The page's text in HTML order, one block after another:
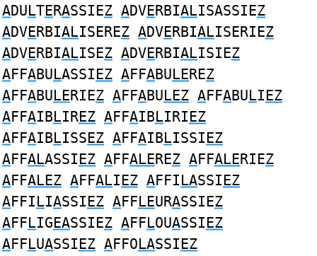
ADULTERASSIEZ ADVERBIALISASSIEZ
ADVERBIALISEREZ ADVERBIALISERIEZ
ADVERBIALISEZ ADVERBIALISIEZ
AFFABULASSIEZ AFFABULEREZ
AFFABULERIEZ AFFABULEZ AFFABULIEZ
AFFAIBLIREZ AFFAIBLIRIEZ
AFFAIBLISSEZ AFFAIBLISSIEZ
AFFALASSIEZ AFFALEREZ AFFALERIEZ
AFFALEZ AFFALIEZ AFFILASSIEZ
AFFILIASSIEZ AFFLEURASSIEZ
AFFLIGEASSIEZ AFFLOUASSIEZ
AFFLUASSIEZ AFFOLASSIEZ